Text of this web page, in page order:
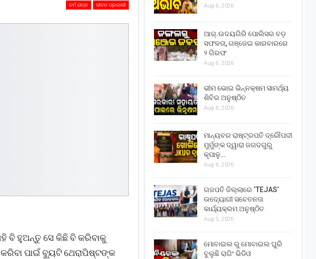
ଚର୍ମ ଯତ୍ନ ଜୀବନ ପ୍ରଣାଳୀ
ବି ହୁଅନ୍ତୁ ସେ କିଛି ବି କରିବାକୁ
ପାଇଁ ବ୍ୟୁଟି ଥେରାପିଷ୍ଟଙ୍କ
Aug 6, 2026
ଆର୍.ଉଦୟଗିରି ପୋଲିସର ବଡ଼
ସଫଳତା, ଗଞ୍ଜେଇ କାରବାରରେ
୨ ଗିରଫ
Aug 6, 2026
ଭୀମ ଭୋଇ ଭିନ୍ନକ୍ଷମ ସାମର୍ଥ୍ୟ
ଶିବିର ଅନୁଷ୍ଠିତ
Aug 6, 2026
ମାନ୍ୟବର ରାଷ୍ଟ୍ରପତି ଦ୍ରୌପଦୀ
ମୁର୍ମୁଙ୍କ ଦ୍ୱାରା ଜଗଦଗୁରୁ
କୃପାଳୁ…
Aug 6, 2026
ଗଜପତି ଜିଲ୍ଲାରେ ‘TEJAS’
ଉଦ୍ୟୋଗୀ ସଚେତନତା
କାର୍ଯ୍ୟକ୍ରମ ଅନୁଷ୍ଠିତ
Aug 5, 2026
ମୋବାଇଲ ରୁ ମୋବାଇଲ ଘୁରି
ବୁଲୁଛି ରାଗିଂ ଭିଡିଓ